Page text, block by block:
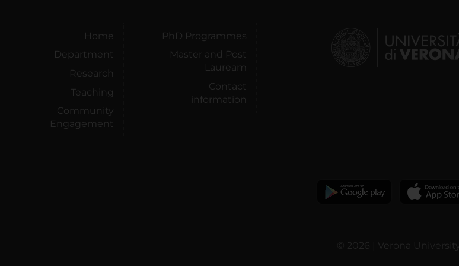
Home
Department
Research
Teaching
Community
Engagement
PhD Programmes
Master and Post
Lauream
Contact
information
© 2026 | Verona University